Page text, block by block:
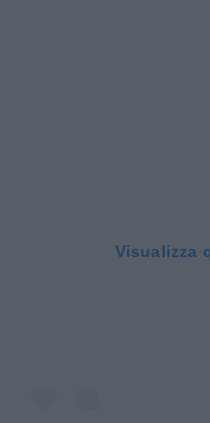
Visualizza